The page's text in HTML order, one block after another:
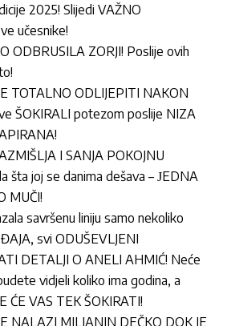
2025! Slijedi VAŽNO
učesnike!
ODBRUSILA ZORJI! Poslije ovih
TOTALNO ODLIJEPITI NAKON
ŠOKIRALI potezom poslije NIZA
I SANJA POKOJNU
šta joj se danima dešava – ЈEDNA
MUČI!
savršenu liniju samo nekoliko
svi ODUŠEVLJENI
DETALJI O ANELI AHMIĆ! Neće
vidjeli koliko ima godina, a
ĆE VAS TEK ŠOKIRATI!
NALAZI MILJANIN DEČKO DOK JE